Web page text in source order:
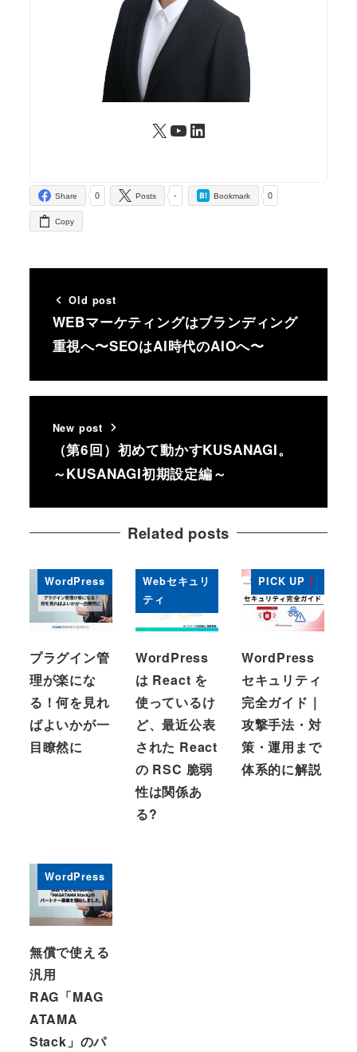
X YouTube LinkedIn
0
Share -
Posts 0
Bookmark
Copy
Old post
WEBマーケティングはブランディング
重視へ〜SEOはAI時代のAIOへ〜
New post
（第6回）初めて動かすKUSANAGI。
～KUSANAGI初期設定編～
Related posts
WordPress
プラグイン管
理が楽にな
る！何を見れ
ばよいかが一
目瞭然に
Webセキュリ
ティ
WordPress
は React を
使っているけ
ど、最近公表
された React
の RSC 脆弱
性は関係あ
る?
PICK UP
WordPress
セキュリティ
完全ガイド｜
攻撃手法・対
策・運用まで
体系的に解説
WordPress
無償で使える
汎用
RAG「MAG
ATAMA
Stack」のパ